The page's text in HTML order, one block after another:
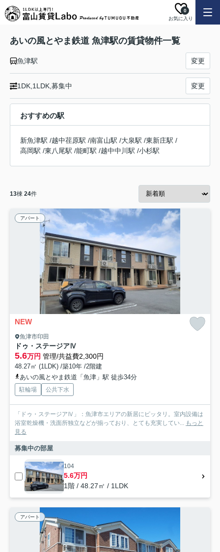
お気に入り
0
あいの風とやま鉄道 魚津駅の賃貸物件一覧
魚津駅 変更
1DK,1LDK,募集中 変更
おすすめの駅
新魚津駅 /越中荏原駅 /南富山駅 /大泉駅 /東新庄駅 /
高岡駅 /東八尾駅 /能町駅 /越中中川駅 /小杉駅
13棟 24件
アパート
NEW
魚津市印田
ドゥ・ステージアⅣ
5.6万円 管理/共益費2,300円
48.27㎡ (1LDK) /築10年 /2階建
あいの風とやま鉄道「魚津」駅 徒歩34分
駐輪場 公共下水
「ドゥ・ステージアⅣ」：魚津市エリアの新居にピッタリ。室内設備は
浴室乾燥機・洗面所独立などが揃っており、とても充実してい... もっと
見る
募集中の部屋
104
5.6万円
1階 / 48.27㎡ / 1LDK
アパート